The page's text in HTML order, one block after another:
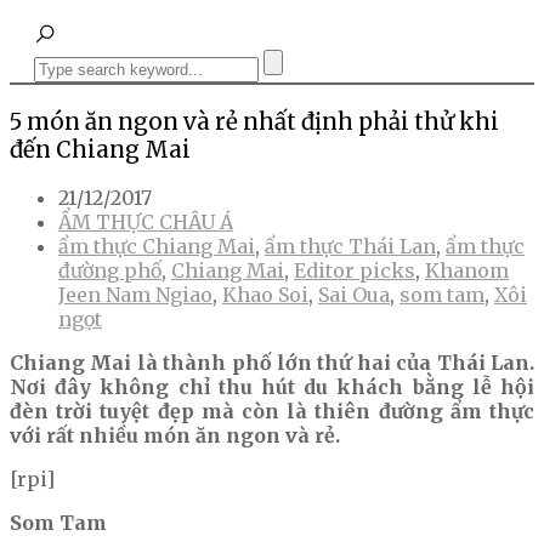
5 món ăn ngon và rẻ nhất định phải thử khi
đến Chiang Mai
21/12/2017
ẨM THỰC CHÂU Á
ẩm thực Chiang Mai, ẩm thực Thái Lan, ẩm thực
đường phố, Chiang Mai, Editor picks, Khanom
Jeen Nam Ngiao, Khao Soi, Sai Oua, som tam, Xôi
ngọt
Chiang Mai là thành phố lớn thứ hai của Thái Lan.
Nơi đây không chỉ thu hút du khách bằng lễ hội
đèn trời tuyệt đẹp mà còn là thiên đường ẩm thực
với rất nhiều món ăn ngon và rẻ.
[rpi]
Som Tam